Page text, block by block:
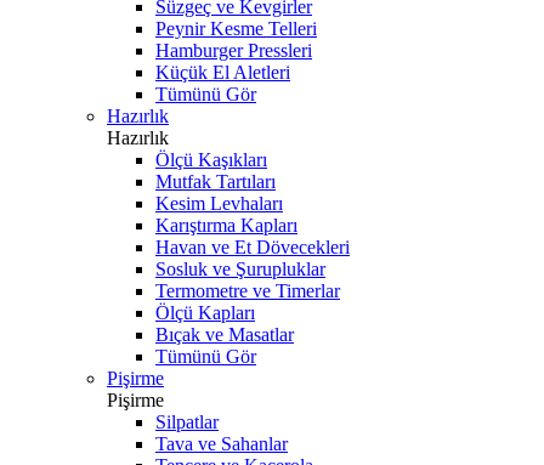
Süzgeç ve Kevgirler
Peynir Kesme Telleri
Hamburger Pressleri
Küçük El Aletleri
Tümünü Gör
Hazırlık
Hazırlık
Ölçü Kaşıkları
Mutfak Tartıları
Kesim Levhaları
Karıştırma Kapları
Havan ve Et Dövecekleri
Sosluk ve Şurupluklar
Termometre ve Timerlar
Ölçü Kapları
Bıçak ve Masatlar
Tümünü Gör
Pişirme
Pişirme
Silpatlar
Tava ve Sahanlar